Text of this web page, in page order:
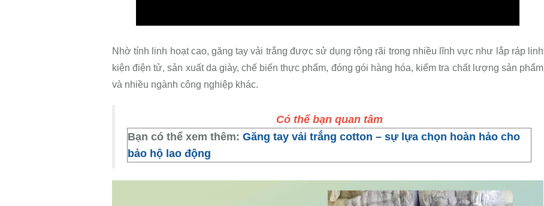
Nhờ tính linh hoạt cao, găng tay vải trắng được sử dụng rộng rãi trong nhiều lĩnh vực như lắp ráp linh
kiện điện tử, sản xuất da giày, chế biến thực phẩm, đóng gói hàng hóa, kiểm tra chất lượng sản phẩm
và nhiều ngành công nghiệp khác.
Có thể bạn quan tâm
Bạn có thể xem thêm: Găng tay vải trắng cotton – sự lựa chọn hoàn hảo cho
bảo hộ lao động